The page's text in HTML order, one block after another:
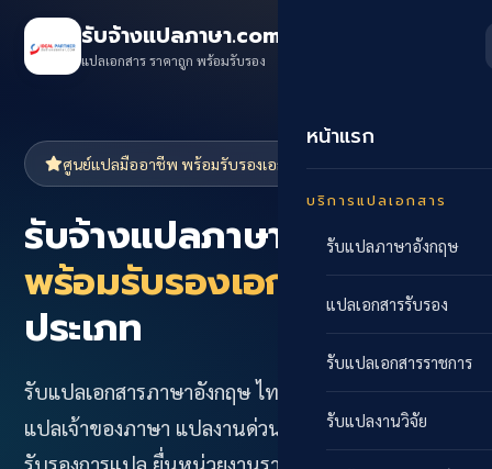
รับจ้างแปลภาษา.com
แปลเอกสาร ราคาถูก พร้อมรับรอง
หน้าแรก
บริการแปลเอกสาร
รับแปลภาษาอังกฤษ
แปลเอกสารรับรอง
รับแปลเอกสารราชการ
รับแปลงานวิจัย
ศูนย์แปลมืออาชีพ พร้อมรับรองเอกสาร
รับจ้างแปลภาษา ราคาถูก
พร้อมรับรองเอกสารทุก
ประเภท
รับแปลเอกสารภาษาอังกฤษ ไทย จีน ญี่ปุ่น โดยนัก
แปลเจ้าของภาษา แปลงานด่วน เสนอราคาเร็ว พร้อม
รับรองการแปล ยื่นหน่วยงานราชการได้ทันที